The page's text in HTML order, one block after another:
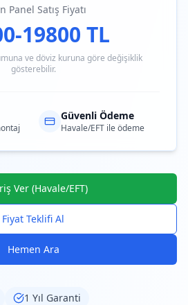
Panel Satış Fiyatı
19800 TL
ve döviz kuruna göre değişiklik
gösterebilir.
Güvenli Ödeme
Havale/EFT ile ödeme
Ver (Havale/EFT)
Fiyat Teklifi Al
Hemen Ara
1 Yıl Garanti